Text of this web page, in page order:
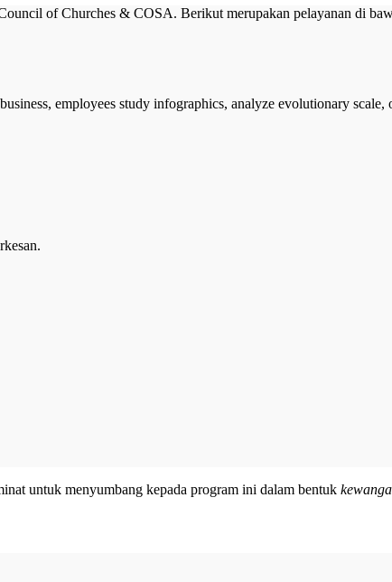
of Churches & COSA. Berikut merupakan pelayanan di
untuk menyumbang kepada program ini dalam bentuk